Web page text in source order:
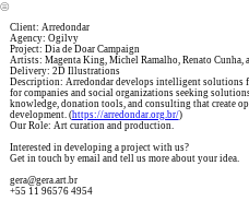
︎
Client: Arredondar
Agency: Ogilvy
Project: Dia de Doar Campaign
Artists: Magenta King, Michel Ramalho, Renato Cunha,
Delivery: 2D Illustrations
Description: Arredondar develops intelligent solutions
for companies and social organizations seeking
knowledge, donation tools, and consulting that create
development. (https://arredondar.org.br/)
Our Role: Art curation and production.
Interested in developing a project with us?
Get in touch by email and tell us more about your idea.
gera@gera.art.br
+55 11 96576 4954